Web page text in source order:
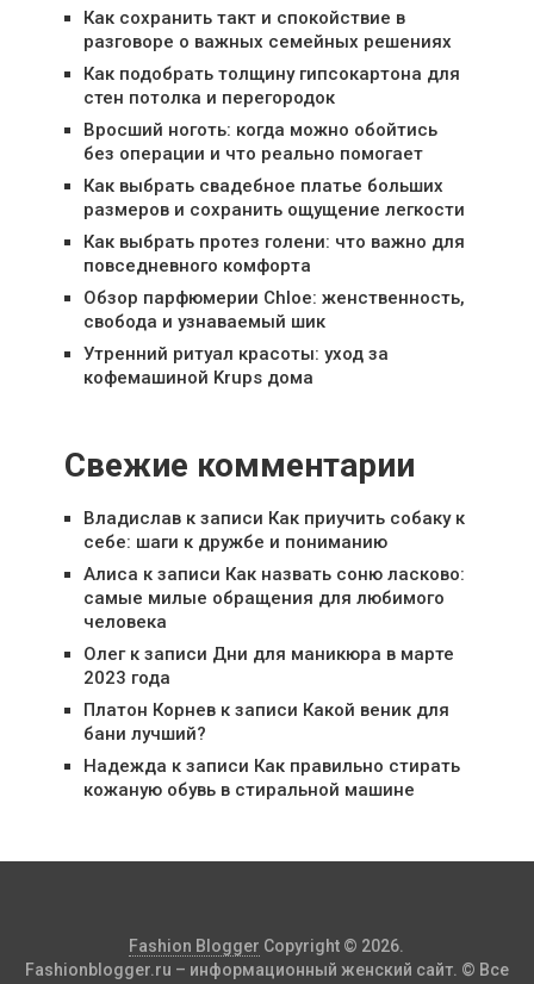
Как сохранить такт и спокойствие в
разговоре о важных семейных решениях
Как подобрать толщину гипсокартона для
стен потолка и перегородок
Вросший ноготь: когда можно обойтись
без операции и что реально помогает
Как выбрать свадебное платье больших
размеров и сохранить ощущение легкости
Как выбрать протез голени: что важно для
повседневного комфорта
Обзор парфюмерии Chloe: женственность,
свобода и узнаваемый шик
Утренний ритуал красоты: уход за
кофемашиной Krups дома
Свежие комментарии
Владиславк записи Как приучить собаку к
себе: шаги к дружбе и пониманию
Алиса к записи Как назвать соню ласково:
самые милые обращения для любимого
человека
Олегк записи Дни для маникюра в марте
2023 года
Платон Корневк записи Какой веник для
бани лучший?
Надежда к записи Как правильно стирать
кожаную обувь в стиральной машине
Fashion Blogger Copyright © 2026.
Fashionblogger.ru – информационный женский сайт. © Все